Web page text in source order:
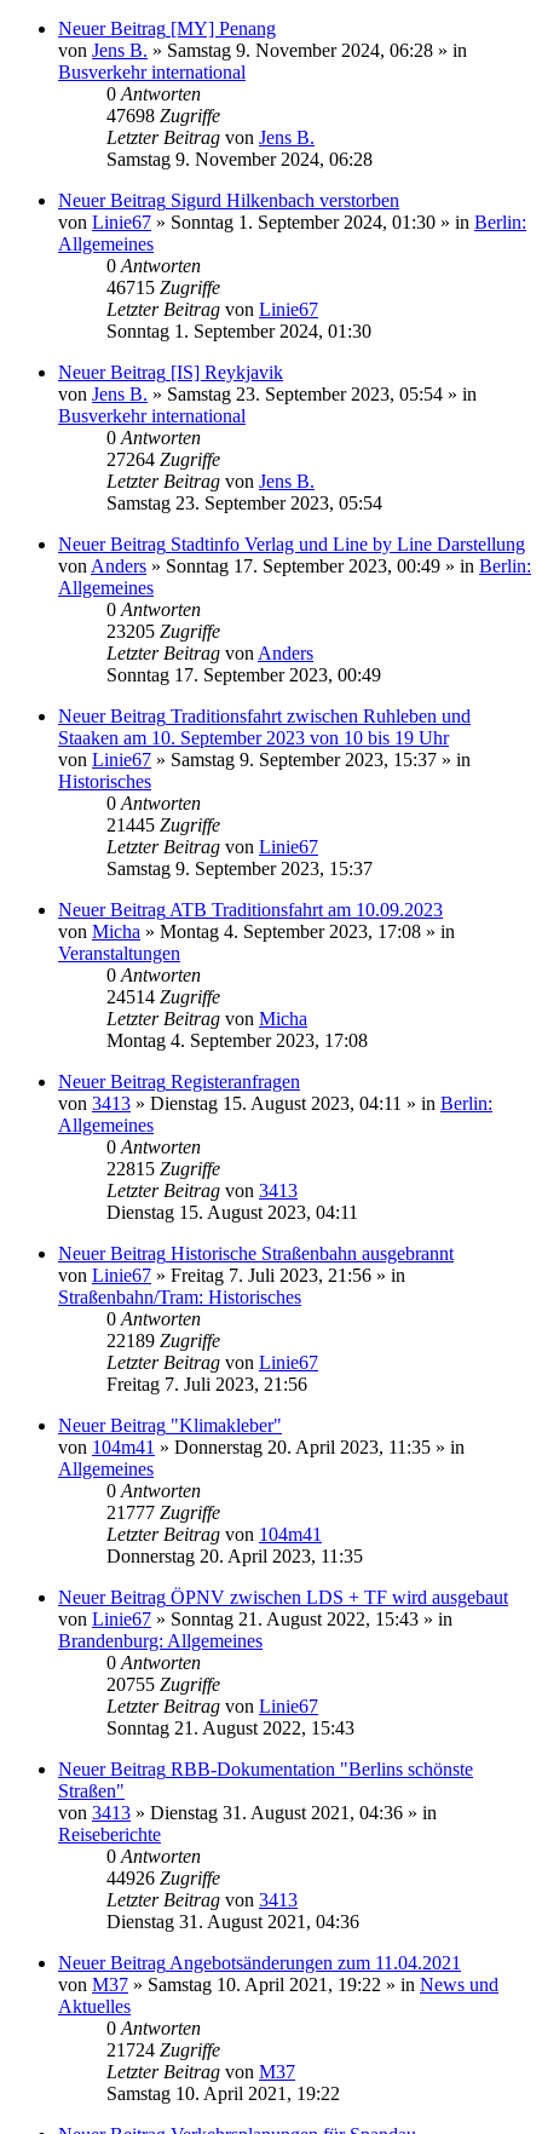
Neuer Beitrag [MY] Penang
von Jens B. » Samstag 9. November 2024, 06:28 » in
Busverkehr international
0Antworten
47698 Zugriffe
Letzter Beitrag von Jens B.
Samstag 9. November 2024, 06:28
Neuer Beitrag Sigurd Hilkenbach verstorben
von Linie67 » Sonntag 1. September 2024, 01:30 » in Berlin:
Allgemeines
0Antworten
46715 Zugriffe
Letzter Beitrag von Linie67
Sonntag 1. September 2024, 01:30
Neuer Beitrag [IS] Reykjavik
von Jens B. » Samstag 23. September 2023, 05:54 » in
Busverkehr international
0Antworten
27264 Zugriffe
Letzter Beitrag von Jens B.
Samstag 23. September 2023, 05:54
Neuer Beitrag Stadtinfo Verlag und Line by Line Darstellung
vonAnders » Sonntag 17. September 2023, 00:49 » in Berlin:
Allgemeines
0Antworten
23205 Zugriffe
Letzter Beitrag vonAnders
Sonntag 17. September 2023, 00:49
Neuer Beitrag Traditionsfahrt zwischen Ruhleben und
Staaken am 10. September 2023 von 10 bis 19 Uhr
von Linie67 » Samstag 9. September 2023, 15:37 » in
Historisches
0Antworten
21445 Zugriffe
Letzter Beitrag von Linie67
Samstag 9. September 2023, 15:37
Neuer BeitragATB Traditionsfahrt am 10.09.2023
von Micha » Montag 4. September 2023, 17:08 » in
Veranstaltungen
0Antworten
24514 Zugriffe
Letzter Beitrag von Micha
Montag 4. September 2023, 17:08
Neuer Beitrag Registeranfragen
von 3413 » Dienstag 15. August 2023, 04:11 » in Berlin:
Allgemeines
0Antworten
22815 Zugriffe
Letzter Beitrag von 3413
Dienstag 15. August 2023, 04:11
Neuer Beitrag Historische Straßenbahn ausgebrannt
von Linie67 » Freitag 7. Juli 2023, 21:56 » in
Straßenbahn/Tram: Historisches
0Antworten
22189 Zugriffe
Letzter Beitrag von Linie67
Freitag 7. Juli 2023, 21:56
Neuer Beitrag "Klimakleber"
von 104m41 » Donnerstag 20. April 2023, 11:35 » in
Allgemeines
0Antworten
21777 Zugriffe
Letzter Beitrag von 104m41
Donnerstag 20. April 2023, 11:35
Neuer Beitrag ÖPNV zwischen LDS + TF wird ausgebaut
von Linie67 » Sonntag 21. August 2022, 15:43 » in
Brandenburg: Allgemeines
0Antworten
20755 Zugriffe
Letzter Beitrag von Linie67
Sonntag 21. August 2022, 15:43
Neuer Beitrag RBB-Dokumentation "Berlins schönste
Straßen"
von 3413 » Dienstag 31. August 2021, 04:36 » in
Reiseberichte
0Antworten
44926 Zugriffe
Letzter Beitrag von 3413
Dienstag 31. August 2021, 04:36
Neuer BeitragAngebotsänderungen zum 11.04.2021
von M37 » Samstag 10. April 2021, 19:22 » in News und
Aktuelles
0Antworten
21724 Zugriffe
Letzter Beitrag von M37
Samstag 10. April 2021, 19:22